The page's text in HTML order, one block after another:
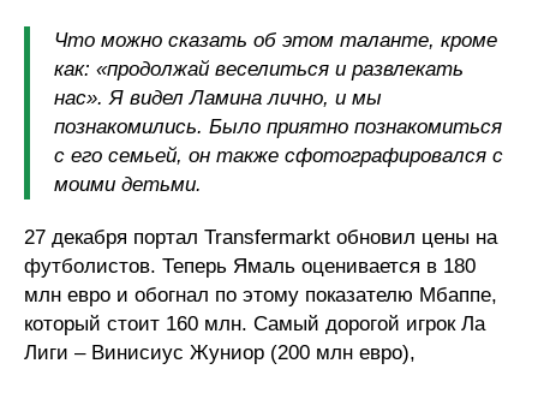
Что можно сказать об этом таланте, кроме
как: «продолжай веселиться и развлекать
нас». Я видел Ламина лично, и мы
познакомились. Было приятно познакомиться
с его семьей, он также сфотографировался с
моими детьми.
27 декабря портал Transfermarkt обновил цены на
футболистов. Теперь Ямаль оценивается в 180
млн евро и обогнал по этому показателю Мбаппе,
который стоит 160 млн. Самый дорогой игрок Ла
Лиги – Винисиус Жуниор (200 млн евро),